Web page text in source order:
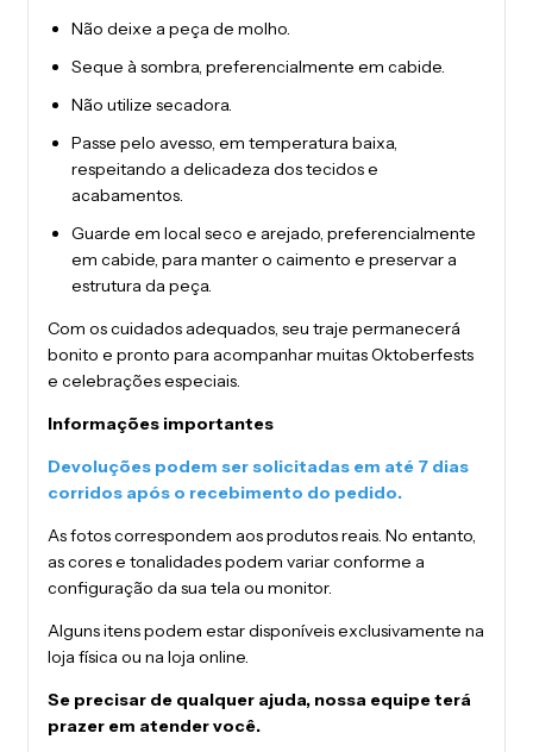
Não deixe a peça de molho.
Seque à sombra, preferencialmente em cabide.
Não utilize secadora.
Passe pelo avesso, em temperatura baixa,
respeitando a delicadeza dos tecidos e
acabamentos.
Guarde em local seco e arejado, preferencialmente
em cabide, para manter o caimento e preservar a
estrutura da peça.
Com os cuidados adequados, seu traje permanecerá
bonito e pronto para acompanhar muitas Oktoberfests
e celebrações especiais.
Informações importantes
Devoluções podem ser solicitadas em até 7 dias
corridos após o recebimento do pedido.
As fotos correspondem aos produtos reais. No entanto,
as cores e tonalidades podem variar conforme a
configuração da sua tela ou monitor.
Alguns itens podem estar disponíveis exclusivamente na
loja física ou na loja online.
Se precisar de qualquer ajuda, nossa equipe terá
prazer em atender você.